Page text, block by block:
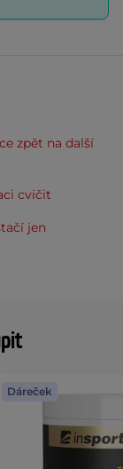
Dáreček
zpět na další
cvičit
jen